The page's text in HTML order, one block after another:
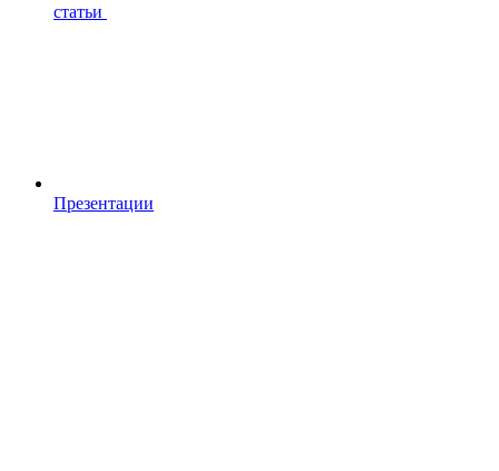
статьи
Презентации